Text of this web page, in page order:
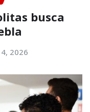
busca
2026